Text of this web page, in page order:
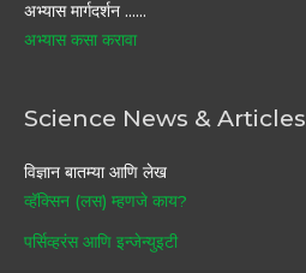
अभ्यास मार्गदर्शन ……
अभ्यास कसा करावा
Science News & Articles
विज्ञान बातम्या आणि लेख
व्हॅक्सिन (लस) म्हणजे काय?
पर्सिव्हरंस आणि इन्जेन्युइटी